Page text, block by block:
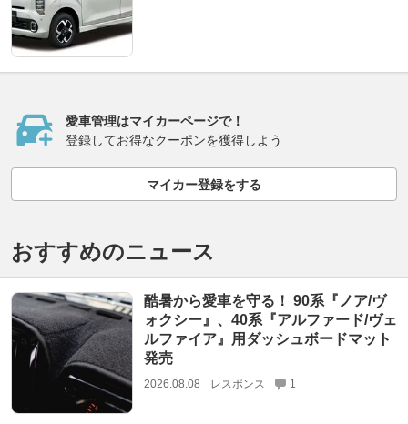
愛車管理はマイカーページで！
登録してお得なクーポンを獲得しよう
マイカー登録をする
おすすめのニュース
酷暑から愛車を守る！ 90系『ノア/ヴ
ォクシー』、40系『アルファード/ヴェ
ルファイア』用ダッシュボードマット
発売
2026.08.08 レスポンス 1